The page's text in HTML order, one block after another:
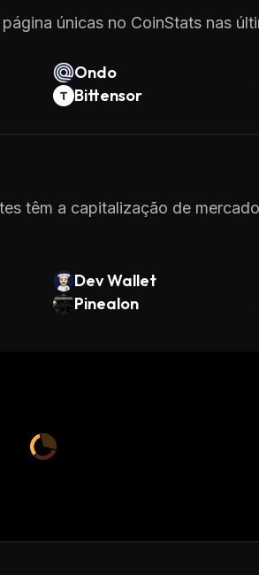
únicas no CoinStats nas
Ondo
Bittensor
têm a capitalização de
Dev Wallet
Pinealon